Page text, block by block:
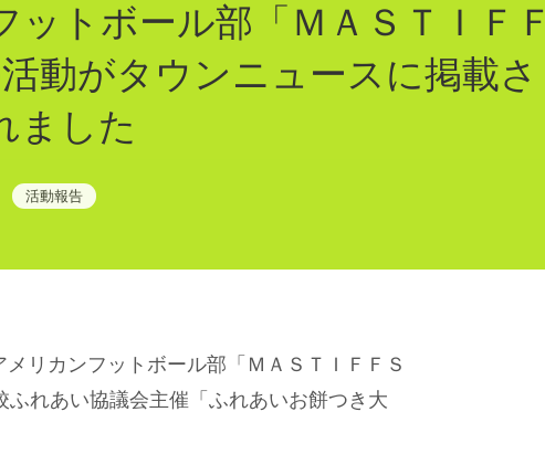
トボール部「ＭＡＳＴＩＦＦ
動がタウンニュースに掲載さ
ました
活動報告
リカンフットボール部「ＭＡＳＴＩＦＦＳ
ふれあい協議会主催「ふれあいお餅つき大